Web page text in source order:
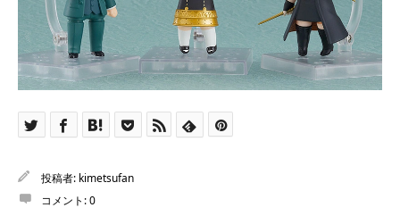
投稿者: kimetsufan
コメント:0